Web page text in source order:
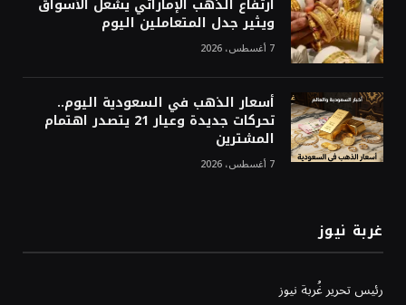
ويثير جدل المتعاملين اليوم
7 أغسطس، 2026
أسعار الذهب في السعودية اليوم..
تحركات جديدة وعيار 21 يتصدر اهتمام
المشترين
7 أغسطس، 2026
غربة نيوز
رئيس تحرير غُربة نيوز